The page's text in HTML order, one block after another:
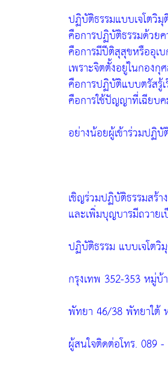
ปฏิบัติธรรมแบบเจโตวิมุ
คือการปฏิบัติธรรมด้วย
คือการมีปีติสุสุขหรืออุเ
เพราะจิตตั้งอยู่ในกอง
คือการปฏิบัติแบบตรัสรู้
คือการใช้ปัญญาที่เฉียบ
อย่างน้อยผู้เข้าร่วมปฏิ
เชิญร่วมปฏิบัติธรรมสร้
และเพิ่มบุญบารมีถวาย
ปฏิบัติธรรม แบบเจโต
กรุงเทพ 352-353 หมู่
พัทยา 46/38 พัทยาใต้
ผู้สนใจติดต่อโทร. 089